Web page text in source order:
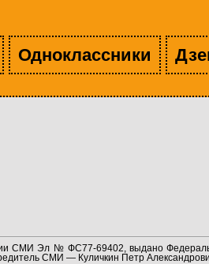
Одноклассники
СМИ Эл № ФС77-69402, выдано
СМИ — Куличкин Петр